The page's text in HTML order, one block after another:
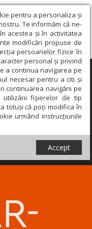
pentru a personaliza și
Te informăm că ne-
acestea și în activitatea
modificări propuse de
persoanelor fizice în
personal și privind
a continua navigarea pe
necesar pentru a citi și
continuarea navigării pe
utilizării fişierelor de tip
totuși că poți modifica în
urmând instrucțiunile
Accept
×